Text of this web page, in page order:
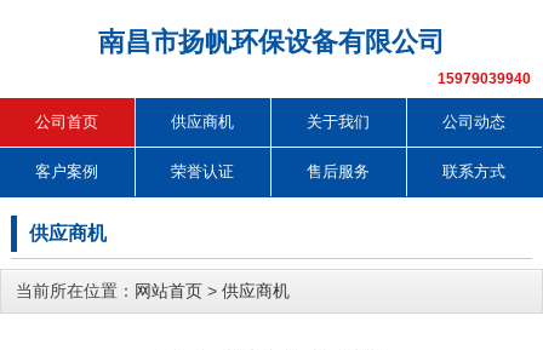
南昌市扬帆环保设备有限公司
15979039940
公司首页 供应商机 关于我们 公司动态
客户案例 荣誉认证 售后服务 联系方式
供应商机
当前所在位置： 网站首页 > 供应商机